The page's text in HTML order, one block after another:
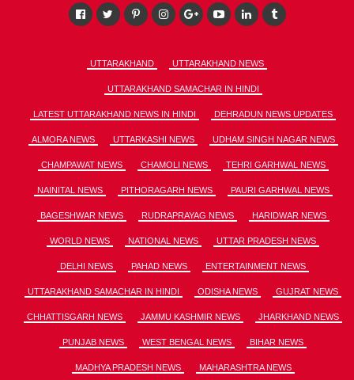
UTTARAKHAND UTTARAKHAND NEWS
UTTARAKHAND SAMACHAR IN HINDI
LATEST UTTARAKHAND NEWS IN HINDI DEHRADUN NEWS UPDATES
ALMORA NEWS UTTARKASHI NEWS UDHAM SINGH NAGAR NEWS
CHAMPAWAT NEWS CHAMOLI NEWS TEHRI GARHWAL NEWS
NAINITAL NEWS PITHORAGARH NEWS PAURI GARHWAL NEWS
BAGESHWAR NEWS RUDRAPRAYAG NEWS HARIDWAR NEWS
WORLD NEWS NATIONAL NEWS UTTAR PRADESH NEWS
DELHI NEWS PAHAD NEWS ENTERTAINMENT NEWS
UTTARAKHAND SAMACHAR IN HINDI ODISHA NEWS GUJRAT NEWS
CHHATTISGARH NEWS JAMMU KASHMIR NEWS JHARKHAND NEWS
PUNJAB NEWS WEST BENGAL NEWS BIHAR NEWS
MADHYA PRADESH NEWS MAHARASHTRA NEWS